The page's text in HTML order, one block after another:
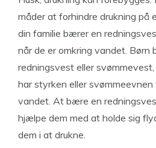
måder at forhindre drukning på
din familie bærer en
når de er omkring vandet. Børn
redningsvest eller
har styrken eller svømmeevnen
vandet. At bære en
hjælpe dem med at holde sig
dem i at drukne.